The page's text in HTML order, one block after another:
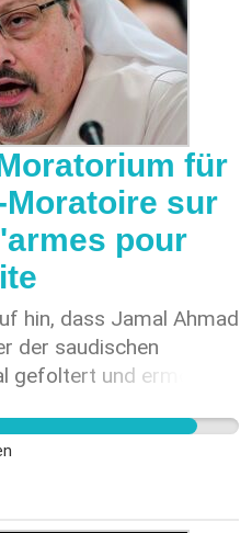
für
sur
pour
hin, dass Jamal Ahmad
der saudischen
gefoltert und ermordet
undenkbar brutale Art
zu bringen, darf nicht